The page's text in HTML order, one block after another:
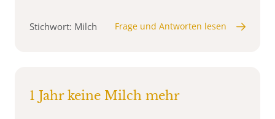
Stichwort: Milch Frage und Antworten lesen
1 Jahr keine Milch mehr